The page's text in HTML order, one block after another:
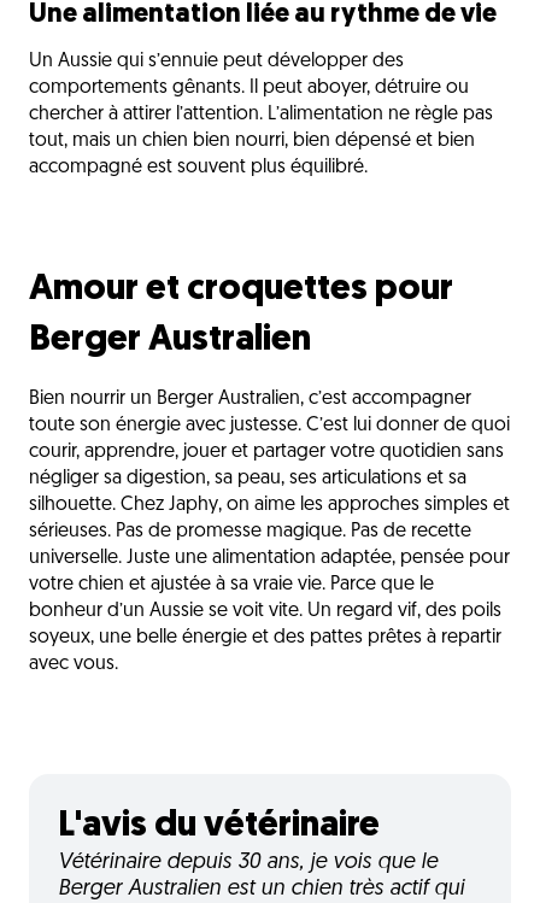
Une alimentation liée au rythme de vie
Un Aussie qui s’ennuie peut développer des
comportements gênants. Il peut aboyer, détruire ou
chercher à attirer l’attention. L’alimentation ne règle pas
tout, mais un chien bien nourri, bien dépensé et bien
accompagné est souvent plus équilibré.
Amour et croquettes pour
Berger Australien
Bien nourrir un Berger Australien, c’est accompagner
toute son énergie avec justesse. C’est lui donner de quoi
courir, apprendre, jouer et partager votre quotidien sans
négliger sa digestion, sa peau, ses articulations et sa
silhouette. Chez Japhy, on aime les approches simples et
sérieuses. Pas de promesse magique. Pas de recette
universelle. Juste une alimentation adaptée, pensée pour
votre chien et ajustée à sa vraie vie. Parce que le
bonheur d’un Aussie se voit vite. Un regard vif, des poils
soyeux, une belle énergie et des pattes prêtes à repartir
avec vous.
L'avis du vétérinaire
Vétérinaire depuis 30 ans, je vois que le
Berger Australien est un chien très actif qui